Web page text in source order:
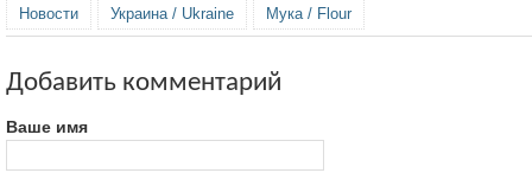
Новости Украина / Ukraine Мука / Flour
Добавить комментарий
Ваше имя